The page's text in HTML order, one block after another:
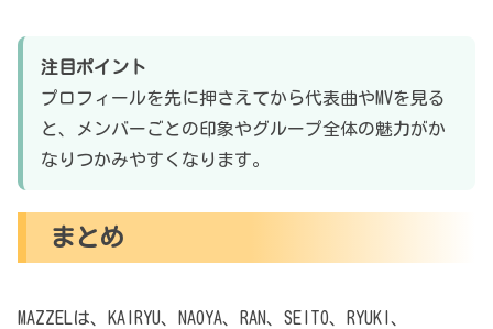
注目ポイント
プロフィールを先に押さえてから代表曲やMVを見る
と、メンバーごとの印象やグループ全体の魅力がか
なりつかみやすくなります。
まとめ
MAZZELは、KAIRYU、NAOYA、RAN、SEITO、RYUKI、